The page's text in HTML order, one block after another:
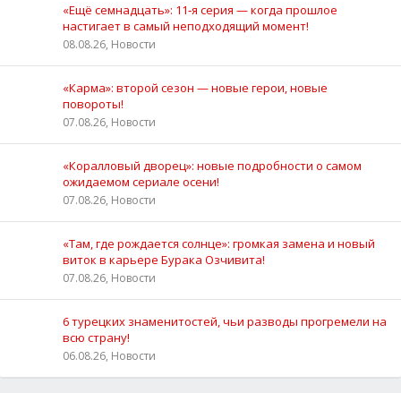
«Ещё семнадцать»: 11‑я серия — когда прошлое
настигает в самый неподходящий момент!
08.08.26, Новости
«Карма»: второй сезон — новые герои, новые
повороты!
07.08.26, Новости
«Коралловый дворец»: новые подробности о самом
ожидаемом сериале осени!
07.08.26, Новости
«Там, где рождается солнце»: громкая замена и новый
виток в карьере Бурака Озчивита!
07.08.26, Новости
6 турецких знаменитостей, чьи разводы прогремели на
всю страну!
06.08.26, Новости